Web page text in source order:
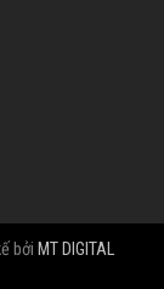
bởi MT DIGITAL